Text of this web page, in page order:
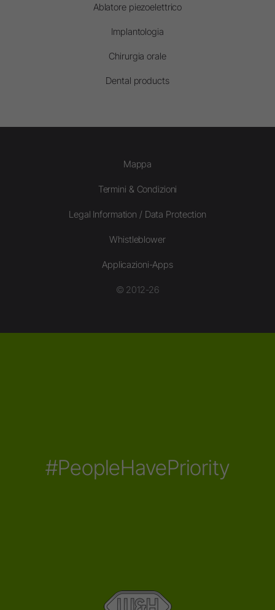
Ablatore piezoelettrico
Implantologia
Chirurgia orale
Dental products
Mappa
Termini & Condizioni
Legal Information / Data Protection
Whistleblower
Applicazioni-Apps
© 2012-26
#PeopleHavePriority